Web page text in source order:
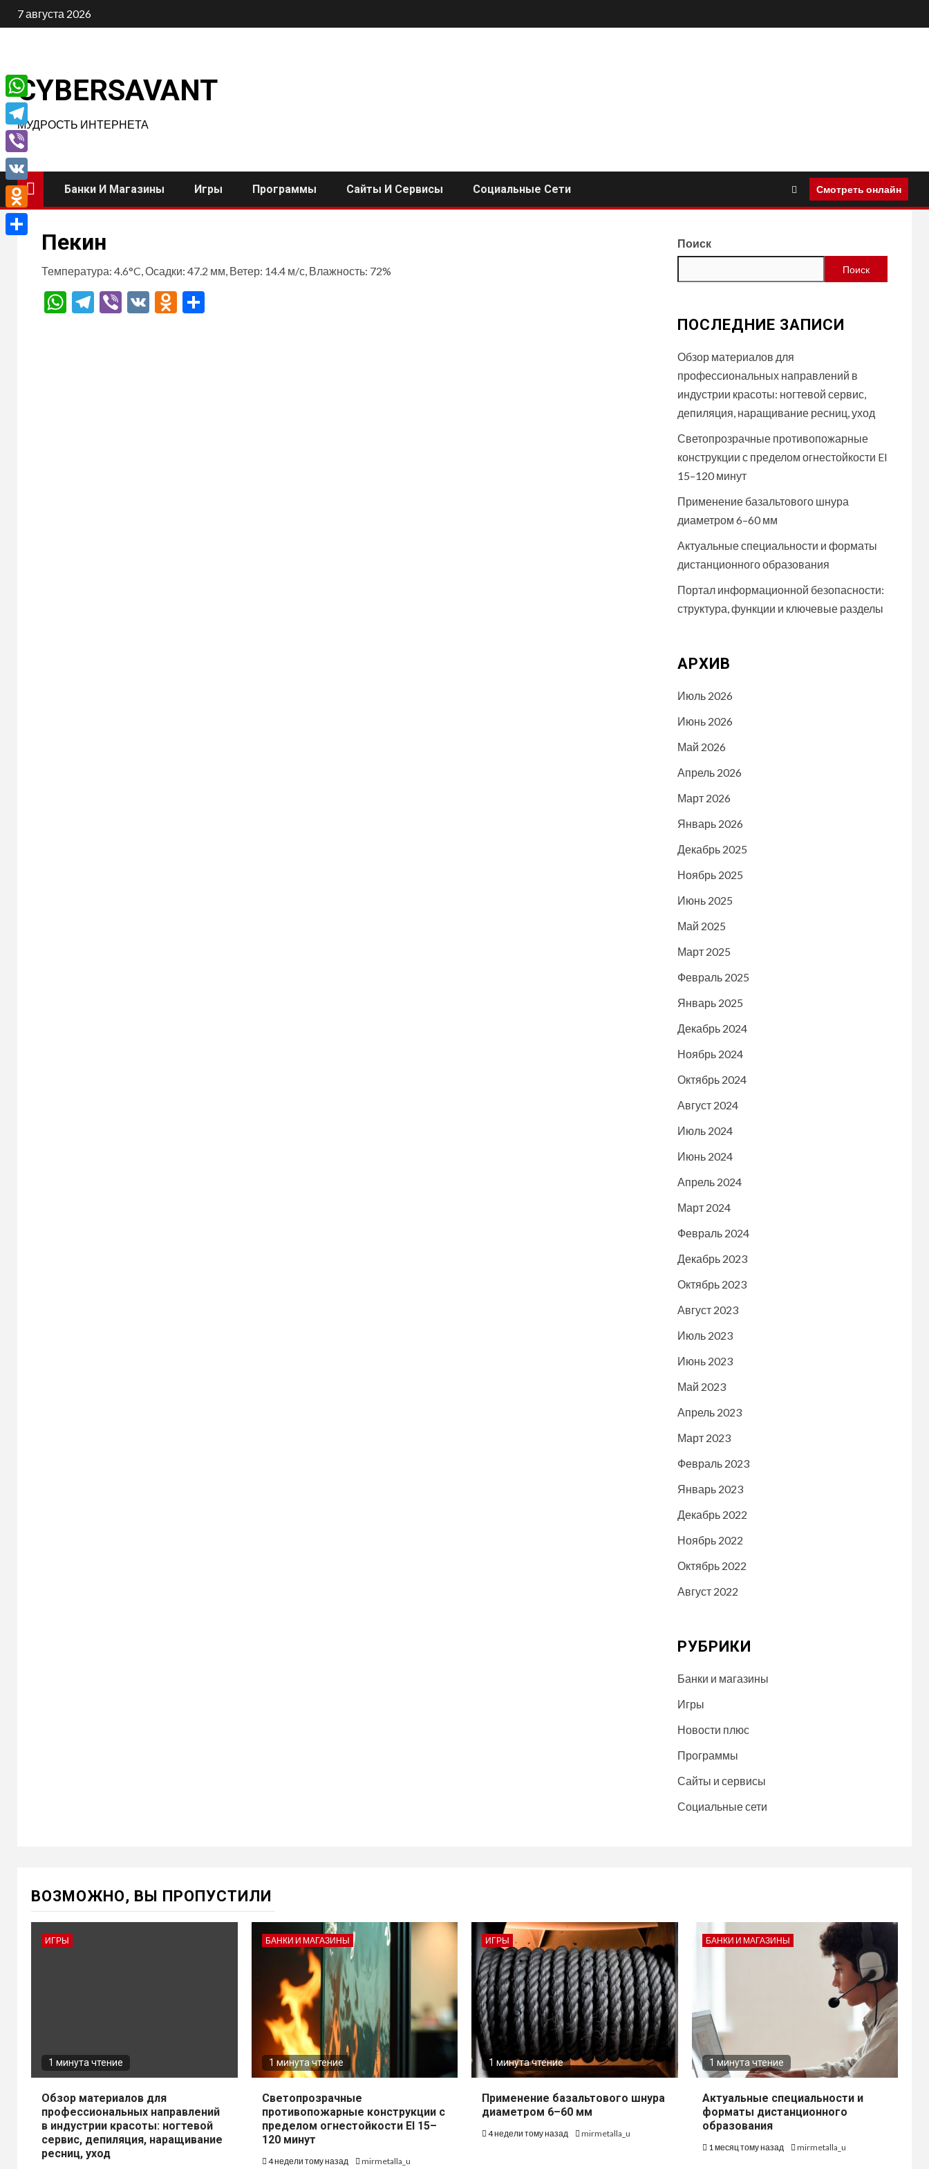
Перейти
к
7 августа 2026
CYBERSAVANT
МУДРОСТЬ ИНТЕРНЕТА
Банки И Магазины Игры Программы Сайты И Сервисы Социальные Сети Смотреть онлайн
Пекин
Температура: 4.6°C, Осадки: 47.2 мм, Ветер: 14.4 м/с, Влажность: 72%
WhatsApp
Telegram
Viber
VK Odnoklassniki
Поиск
Поиск
ПОСЛЕДНИЕ ЗАПИСИ
Обзор материалов для
профессиональных направлений в
индустрии красоты: ногтевой сервис,
депиляция, наращивание ресниц, уход
Светопрозрачные противопожарные
конструкции с пределом огнестойкости EI
15–120 минут
Применение базальтового шнура
диаметром 6–60 мм
Актуальные специальности и форматы
дистанционного образования
Портал информационной безопасности:
структура, функции и ключевые разделы
АРХИВ
Июль 2026
Июнь 2026
Май 2026
Апрель 2026
Март 2026
Январь 2026
Декабрь 2025
Ноябрь 2025
Июнь 2025
Май 2025
Март 2025
Февраль 2025
Январь 2025
Декабрь 2024
Ноябрь 2024
Октябрь 2024
Август 2024
Июль 2024
Июнь 2024
Апрель 2024
Март 2024
Февраль 2024
Декабрь 2023
Октябрь 2023
Август 2023
Июль 2023
Июнь 2023
Май 2023
Апрель 2023
Март 2023
Февраль 2023
Январь 2023
Декабрь 2022
Ноябрь 2022
Октябрь 2022
Август 2022
РУБРИКИ
Банки и магазины
Игры
Новости плюс
Программы
Сайты и сервисы
Социальные сети
ВОЗМОЖНО, ВЫ ПРОПУСТИЛИ
ИГРЫ
1 минута чтение
Обзор материалов для
профессиональных направлений
в индустрии красоты: ногтевой
сервис, депиляция, наращивание
ресниц, уход
БАНКИ И МАГАЗИНЫ
1 минута чтение
Светопрозрачные
противопожарные конструкции с
пределом огнестойкости EI 15–
120 минут
4 недели тому назад mirmetalla_u
ИГРЫ
1 минута чтение
Применение базальтового шнура
диаметром 6–60 мм
4 недели тому назад mirmetalla_u
БАНКИ И МАГАЗИНЫ
1 минута чтение
Актуальные специальности и
форматы дистанционного
образования
1 месяц тому назад mirmetalla_u
WhatsApp
Telegram
Viber
VK
Odnoklassniki
Отправить